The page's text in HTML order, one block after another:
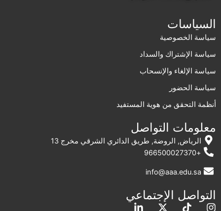
السياسات
سياسة الخصوصية
سياسة الإشتراك والسداد
سياسة الإلغاء والإنسحاب
سياسة الحضور
أنظمة التحقق من هوية المستفيد
معلومات التواصل
الرياض, الروضة, طريق الدائري الشرقي مخرج 13
+966500027370
info@aaa.edu.sa
التواصل الإجتماعي
I
T
X
L